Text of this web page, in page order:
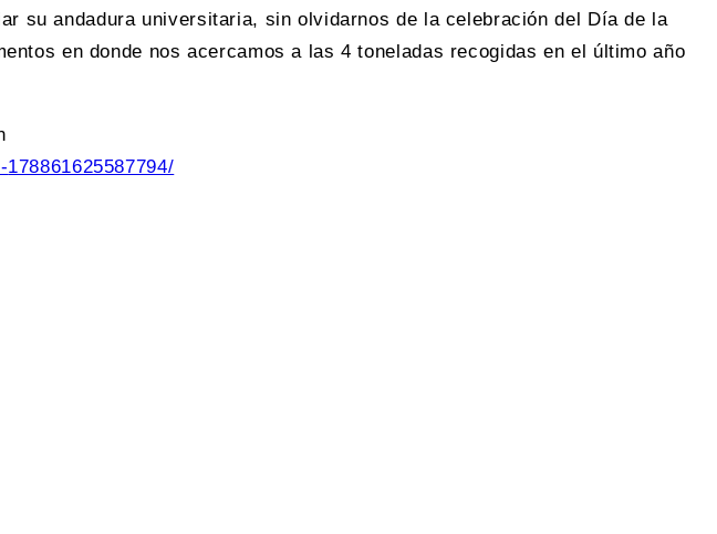
su andadura universitaria, sin olvidarnos de la celebración del Día de la
en donde nos acercamos a las 4 toneladas recogidas en el último año
178861625587794/